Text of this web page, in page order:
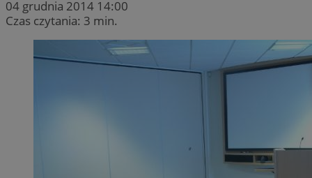
04 grudnia 2014 14:00
Czas czytania: 3 min.